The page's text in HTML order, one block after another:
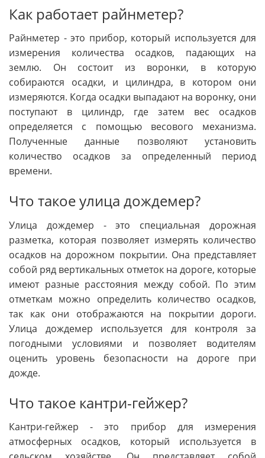
Как работает райнметер?
Райнметер - это прибор, который используется для
измерения количества осадков, падающих на
землю. Он состоит из воронки, в которую
собираются осадки, и цилиндра, в котором они
измеряются. Когда осадки выпадают на воронку, они
поступают в цилиндр, где затем вес осадков
определяется с помощью весового механизма.
Полученные данные позволяют установить
количество осадков за определенный период
времени.
Что такое улица дождемер?
Улица дождемер - это специальная дорожная
разметка, которая позволяет измерять количество
осадков на дорожном покрытии. Она представляет
собой ряд вертикальных отметок на дороге, которые
имеют разные расстояния между собой. По этим
отметкам можно определить количество осадков,
так как они отображаются на покрытии дороги.
Улица дождемер используется для контроля за
погодными условиями и позволяет водителям
оценить уровень безопасности на дороге при
дожде.
Что такое кантри-гейжер?
Кантри-гейжер - это прибор для измерения
атмосферных осадков, который используется в